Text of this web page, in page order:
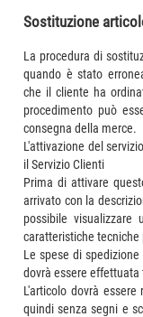
Sostituzione
La procedura di
quando è stato
che il cliente ha
procedimento può
consegna della merce.
L'attivazione del
il Servizio Clienti
Prima di attivare
arrivato con la
possibile
caratteristiche tecniche
Le spese di
dovrà essere
L'articolo dovrà
quindi senza segni e